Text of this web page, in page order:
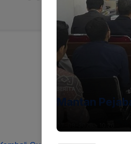
BERITA
Mantan